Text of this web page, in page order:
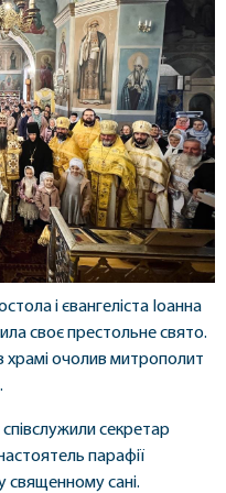
і євангеліста Іоанна
своє престольне свято.
храмі очолив митрополит
секретар
парафії
священному сані.